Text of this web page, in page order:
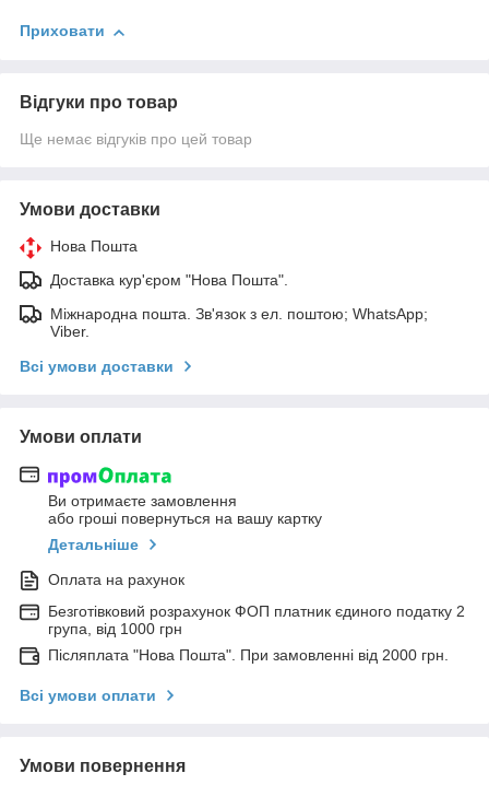
Приховати
Відгуки про товар
Ще немає відгуків про цей товар
Умови доставки
Нова Пошта
Доставка кур'єром "Нова Пошта".
Міжнародна пошта. Зв'язок з ел. поштою; WhatsApp;
Viber.
Всі умови доставки
Умови оплати
Ви отримаєте замовлення
або гроші повернуться на вашу картку
Детальніше
Оплата на рахунок
Безготівковий розрахунок ФОП платник єдиного податку 2
група, від 1000 грн
Післяплата "Нова Пошта". При замовленні від 2000 грн.
Всі умови оплати
Умови повернення